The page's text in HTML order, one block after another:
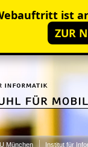
ist
ZUR
München Institut für